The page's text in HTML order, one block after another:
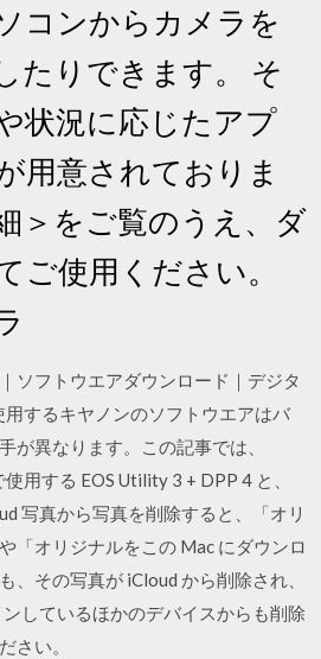
コンからカメラを
たりできます。 そ
状況に応じたアプ
用意されておりま
＞をご覧のうえ、ダ
ご使用ください。
ソフトウエアダウンロード｜デジタ
用するキヤノンのソフトウエアはバ
が異なります。この記事では、
用する EOS Utility 3 + DPP 4 と、
写真から写真を削除すると、「オリ
「オリジナルをこの Mac にダウンロ
、その写真が iCloud から削除され、
しているほかのデバイスからも削除
さい。